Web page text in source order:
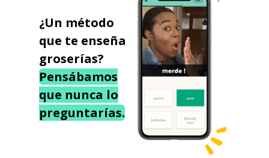
¿Un método
que te enseña
groserías?
Pensábamos
que nunca lo
preguntarías.